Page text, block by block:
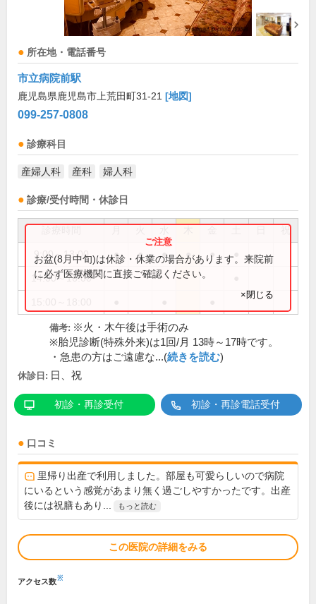
所在地・電話番号
市立病院前駅
鹿児島県鹿児島市上荒田町31-21 [地図]
099-257-0808
診療科目
産婦人科 産科 婦人科
診療/受付時間・休診日
祝
9:00～13:00 ● ● ● ● ●
14:00～16:00
お盆(8月中旬)は休診・休業の場合があります。来院前
に必ず医療機関に直接ご確認ください。
×閉じる
備考: ※火・木午後は手術のみ
※胎児診断(特殊外来)は1回/月 13時～17時です。
・急患の方はご遠慮な...(続きを読む)
休診日: 日、祝
初診・再診受付 初診・再診電話受付
口コミ
里帰り出産で利用しました。部屋も可愛らしいので病院
にいるという感覚があまり無く過ごしやすかったです。出産
後には祝膳もあり...
もっと読む
この医院の詳細をみる
アクセス数※